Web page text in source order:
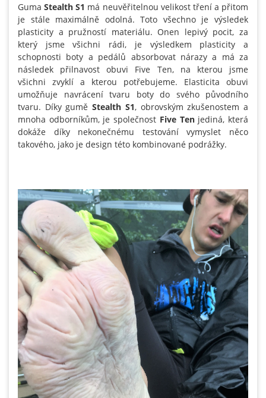
GumaStealth S1 má neuvěřitelnou velikost tření a přitom
je stále maximálně odolná. Toto všechno je výsledek
plasticity a pružností materiálu. Onen lepivý pocit, za
který jsme všichni rádi, je výsledkem plasticity a
schopnosti boty a pedálů absorbovat nárazy a má za
následek přilnavost obuvi Five Ten, na kterou jsme
všichni zvyklí a kterou potřebujeme. Elasticita obuvi
umožňuje navrácení tvaru boty do svého původního
tvaru. Díky guměStealth S1, obrovským zkušenostem a
mnoha odborníkům, je společnost Five Tenjediná, která
dokáže díky nekonečnému testování vymyslet něco
takového, jako je design této kombinované podrážky.